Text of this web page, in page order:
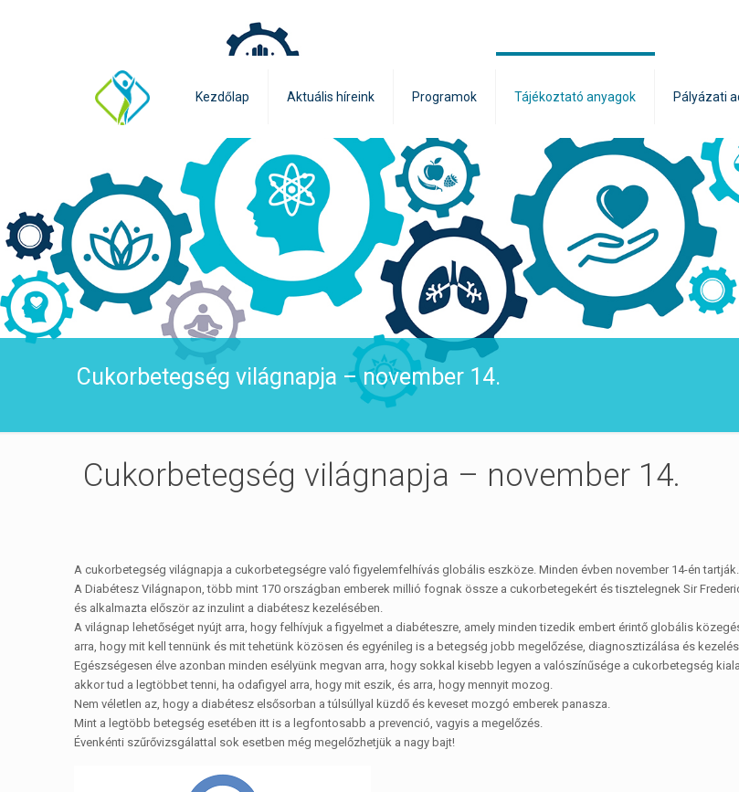
Kezdőlap Aktuális híreink Programok Tájékoztató anyagok Pályázati
Cukorbetegség világnapja – november 14.
Cukorbetegség világnapja – november 14.
A cukorbetegség világnapja a cukorbetegségre való figyelemfelhívás globális eszköze. Minden évben november 14-én tartják.
A Diabétesz Világnapon, több mint 170 országban emberek millió fognak össze a cukorbetegekért és tisztelegnek Sir
és alkalmazta először az inzulint a diabétesz kezelésében.
A világnap lehetőséget nyújt arra, hogy felhívjuk a figyelmet a diabéteszre, amely minden tizedik embert érintő globális
arra, hogy mit kell tennünk és mit tehetünk közösen és egyénileg is a betegség jobb megelőzése, diagnosztizálása és
Egészségesen élve azonban minden esélyünk megvan arra, hogy sokkal kisebb legyen a valószínűsége a cukorbetegség
akkor tud a legtöbbet tenni, ha odafigyel arra, hogy mit eszik, és arra, hogy mennyit mozog.
Nem véletlen az, hogy a diabétesz elsősorban a túlsúllyal küzdő és keveset mozgó emberek panasza.
Mint a legtöbb betegség esetében itt is a legfontosabb a prevenció, vagyis a megelőzés.
Évenkénti szűrővizsgálattal sok esetben még megelőzhetjük a nagy bajt!